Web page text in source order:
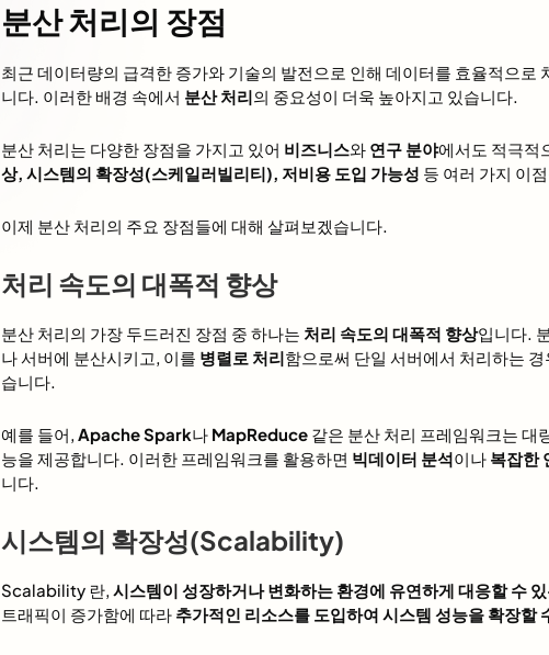
분산 처리의 장점
최근 데이터량의 급격한 증가와 기술의 발전으로 인해 데이터를 효율적으로
니다. 이러한 배경 속에서 분산 처리의 중요성이 더욱 높아지고 있습니다.
분산 처리는 다양한 장점을 가지고 있어 비즈니스와 연구 분야에서도 적극적
상, 시스템의 확장성(스케일러빌리티), 저비용 도입 가능성 등 여러 가지 이
이제 분산 처리의 주요 장점들에 대해 살펴보겠습니다.
처리 속도의 대폭적 향상
분산 처리의 가장 두드러진 장점 중 하나는 처리 속도의 대폭적 향상입니다.
나 서버에 분산시키고, 이를 병렬로 처리함으로써 단일 서버에서 처리하는
습니다.
예를 들어,Apache Spark나 MapReduce 같은 분산 처리 프레임워크는 대
능을 제공합니다. 이러한 프레임워크를 활용하면 빅데이터 분석이나 복잡한
니다.
시스템의 확장성(Scalability)
Scalability 란,시스템이 성장하거나 변화하는 환경에 유연하게 대응할 수
트래픽이 증가함에 따라 추가적인 리소스를 도입하여 시스템 성능을 확장할